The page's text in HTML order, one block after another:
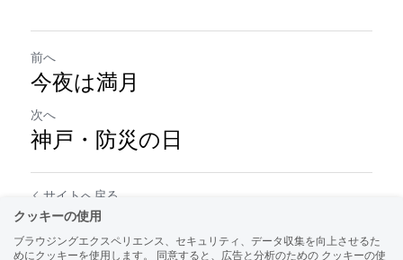
前へ
今夜は満月
次へ
神戸・防災の日
サイトへ戻る
クッキーの使用
ブラウジングエクスペリエンス、セキュリティ、データ収集を向上させるた
めにクッキーを使用します。 同意すると、広告と分析のための クッキーの使